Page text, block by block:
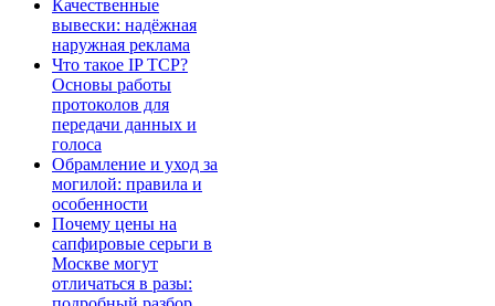
Качественные
вывески: надёжная
наружная реклама
Что такое IP TCP?
Основы работы
протоколов для
передачи данных и
голоса
Обрамление и уход за
могилой: правила и
особенности
Почему цены на
сапфировые серьги в
Москве могут
отличаться в разы: